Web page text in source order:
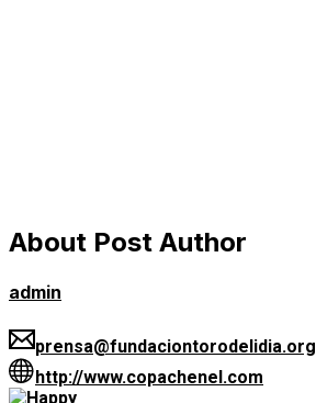
About Post Author
admin
prensa@fundaciontorodelidia.org
http://www.copachenel.com